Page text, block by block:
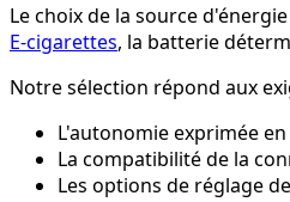
Le choix de la source
E-cigarettes, la batterie
Notre sélection répond aux
L'autonomie exprimée
La compatibilité de la
Les options de réglage